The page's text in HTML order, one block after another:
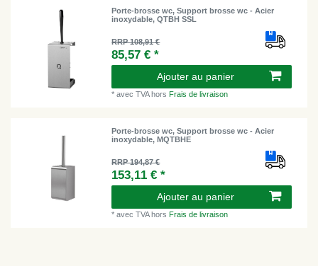
Porte-brosse wc, Support brosse wc - Acier
inoxydable, QTBH SSL
RRP 108,91 €
85,57 € *
Ajouter au panier
*avec TVAhors Frais de livraison
Porte-brosse wc, Support brosse wc - Acier
inoxydable, MQTBHE
RRP 194,87 €
153,11 € *
Ajouter au panier
*avec TVAhorsFrais de livraison